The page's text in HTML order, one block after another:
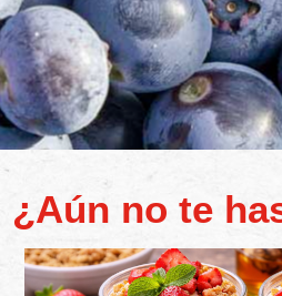
¿Aún no te